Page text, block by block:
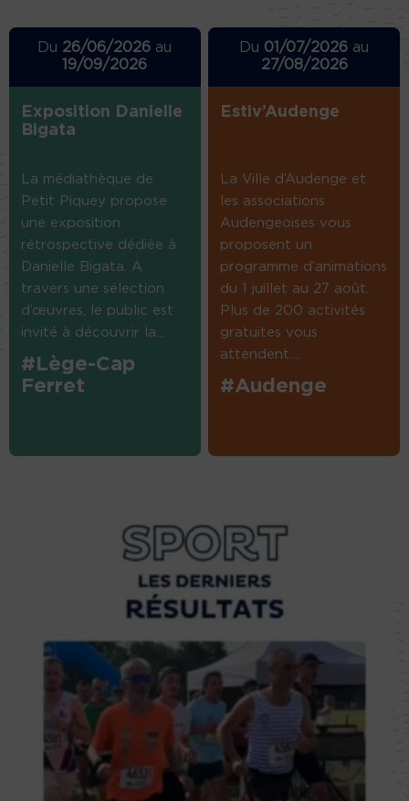
Du 26/06/2026 au
19/09/2026
Exposition Danielle
Bigata
La médiathèque de
Petit Piquey propose
une exposition
rétrospective dédiée à
Danielle Bigata. A
travers une sélection
d’œuvres, le public est
invité à découvrir la...
#Lège-Cap
Ferret
Du 01/07/2026 au
27/08/2026
Estiv’Audenge
La Ville d’Audenge et
les associations
Audengeoises vous
proposent un
programme d’animations
du 1 juillet au 27 août.
Plus de 200 activités
gratuites vous
attendent....
#Audenge